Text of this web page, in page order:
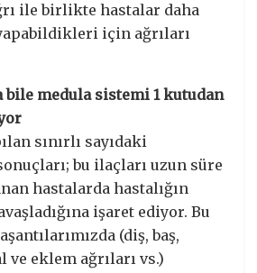
ile birlikte hastalar daha
için ağrıları
bile medula sistemi 1 kutudan
sınırlı sayıdaki
bu ilaçları uzun süre
hastalarda hastalığın
işaret ediyor. Bu
(diş, baş,
ve eklem ağrıları vs.)